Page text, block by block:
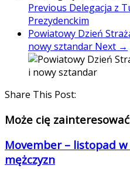
Previous Delegacja z
Prezydenckim
Powiatowy Dzień
nowy sztandar Next →
Share This Post:
Może cię
Movember – listopad
mężczyzn